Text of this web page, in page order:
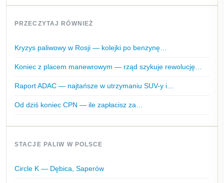
PRZECZYTAJ RÓWNIEŻ
Kryzys paliwowy w Rosji — kolejki po benzynę…
Koniec z placem manewrowym — rząd szykuje rewolucję…
Raport ADAC — najtańsze w utrzymaniu SUV-y i…
Od dziś koniec CPN — ile zapłacisz za…
STACJE PALIW W POLSCE
Circle K — Dębica, Saperów